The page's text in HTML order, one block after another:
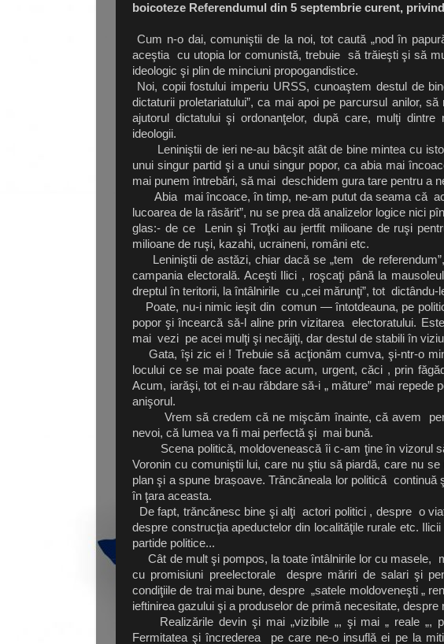
boicoteze Referendumul din 5 septembrie curent,
Cum n-o dai, comuniştii de la noi, tot caută „nod în
aceştia cu utopia lor comunistă, trebuie să trăieşti şi să
ideologic şi plin de minciuni propogandistice.
Noi, copii fostului imperiu URSS, cunoaştem destul de
dictaturii proletariatului”, ca mai apoi pe parcursul anilor,
ajutorul dictatului şi ordonanţelor, după care, mulţi
ideologii.
Leniniştii de ieri ne-au bâcşit atât de bine mintea cu
unui singur partid şi a unui singur popor, ca abia mai
mai punem întrebări, să mai deschidem gura tare pentru a
Abia mai încoace, în timp, ne-am putut da seama că
lucoarea de la răsărit”, nu se prea dă analizelor logice nici
glas:- de ce Lenin şi Troţki au jertfit milioane de ruşi
milioane de ruşi, kazahi, ucraineni, români etc.
Leniniştii de astăzi, chiar dacă se „tem de
campania electorală. Aceşti Ilici , roşcaţi până la
dreptul în teritorii, la întâlnirile cu „cei mărunţi”, tot dictându-
Poate, nu-i nimic ieşit din comun — întotdeauna, pe
popor şi încearcă să-l aline prin vizitarea electoratului.
mai vezi pe acei mulţi şi necăjiţi, dar destul de stabili în
Gata, îşi zic ei ! Trebuie să acţionăm cumva, şi-ntr-o
locului ce se mai poate face acum, urgent, căci , prin
Acum, iarăşi, tot ei n-au răbdare să-i „ măture” mai
anişorul.
Vrem să credem că ne mişcăm înainte, că avem
nevoi, că lumea va fi mai perfectă şi mai bună.
Scena politică, moldovenească îi c-am ţine în vizorul
Voronin cu comuniştii lui, care nu ştiu să piardă, care nu
plan şi a spune brașoave. Trăncăneala lor politică
în ţara aceasta.
De fapt, trăncănesc bine şi alţi actori politici , despre o
despre construcţia apeductelor din localităţile rurale etc.
partide politice...
Cât de mult şi pompos, la toate întâlnirile lor cu masele,
cu promisiuni preelectorale despre măriri de salari şi
condiţiile de trai mai bune, despre „satele moldoveneşti „
ieftinirea gazului şi a produselor de primă necesitate,
Realizările devin şi mai „vizibile „, şi mai „ reale „,
Fermitatea şi încrederea pe care ne-o insuflă ei pe la